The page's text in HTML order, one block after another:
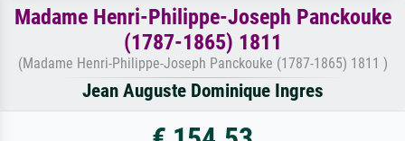
Madame Henri-Philippe-Joseph Panckouke
(1787-1865) 1811
(Madame Henri-Philippe-Joseph Panckouke (1787-1865) 1811 )
Jean Auguste Dominique Ingres